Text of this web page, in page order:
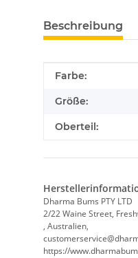
Beschreibung
Wert
Farbe:
Größe:
Oberteil:
Dharma Bums PTY LTD
2/22 Waine Street,
, Australien,
https://